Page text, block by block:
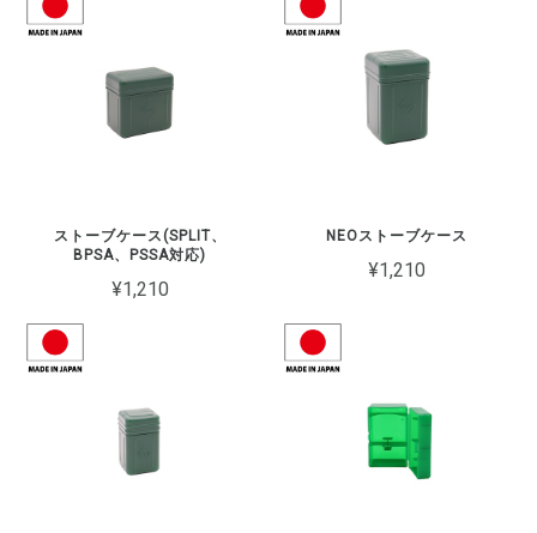
ストーブケース(SPLIT、
BPSA、PSSA対応)
¥1,210
NEOストーブケース
¥1,210